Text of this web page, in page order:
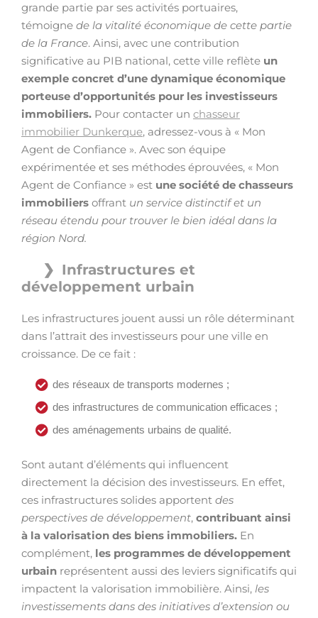
grande partie par ses activités portuaires,
témoigne de la vitalité économique de cette partie
de la France. Ainsi, avec une contribution
significative au PIB national, cette ville reflète un
exemple concret d’une dynamique économique
porteuse d’opportunités pour les investisseurs
immobiliers. Pour contacter un chasseur
immobilier Dunkerque, adressez-vous à « Mon
Agent de Confiance ». Avec son équipe
expérimentée et ses méthodes éprouvées, « Mon
Agent de Confiance » est une société de chasseurs
immobiliers offrant un service distinctif et un
réseau étendu pour trouver le bien idéal dans la
région Nord.
Infrastructures et
développement urbain
Les infrastructures jouent aussi un rôle déterminant
dans l’attrait des investisseurs pour une ville en
croissance. De ce fait :
des réseaux de transports modernes ;
des infrastructures de communication efficaces ;
des aménagements urbains de qualité.
Sont autant d’éléments qui influencent
directement la décision des investisseurs. En effet,
ces infrastructures solides apportent des
perspectives de développement, contribuant ainsi
à la valorisation des biens immobiliers. En
complément, les programmes de développement
urbain représentent aussi des leviers significatifs qui
impactent la valorisation immobilière. Ainsi, les
investissements dans des initiatives d’extension ou